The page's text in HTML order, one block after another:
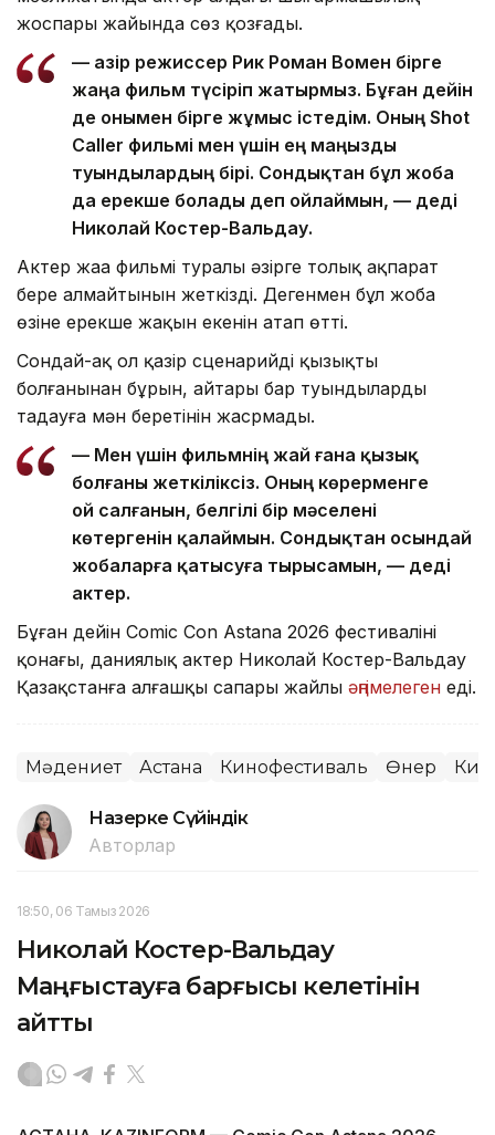
жоспары жайында сөз қозғады.
— Қазір режиссер Рик Роман Вомен бірге
жаңа фильм түсіріп жатырмыз. Бұған дейін
де онымен бірге жұмыс істедім. Оның Shot
Caller фильмі мен үшін ең маңызды
туындылардың бірі. Сондықтан бұл жоба
да ерекше болады деп ойлаймын, — деді
Николай Костер-Вальдау.
Актер жаңа фильмі туралы әзірге толық ақпарат
бере алмайтынын жеткізді. Дегенмен бұл жоба
өзіне ерекше жақын екенін атап өтті.
Сондай-ақ ол қазір сценарийдің қызықты
болғанынан бұрын, айтары бар туындыларды
таңдауға мән беретінін жасрмады.
— Мен үшін фильмнің жай ғана қызық
болғаны жеткіліксіз. Оның көрерменге
ой салғанын, белгілі бір мәселені
көтергенін қалаймын. Сондықтан осындай
жобаларға қатысуға тырысамын, — деді
актер.
Бұған дейін Comic Con Astana 2026 фестивалінің
қонағы, даниялық актер Николай Костер-Вальдау
Қазақстанға алғашқы сапары жайлы әңгімелеген еді.
Мәдениет Астана Кинофестиваль Өнер
Назерке Сүйіндік
Авторлар
18:50, 06 Тамыз 2026
Николай Костер-Вальдау
Маңғыстауға барғысы келетінін
айтты